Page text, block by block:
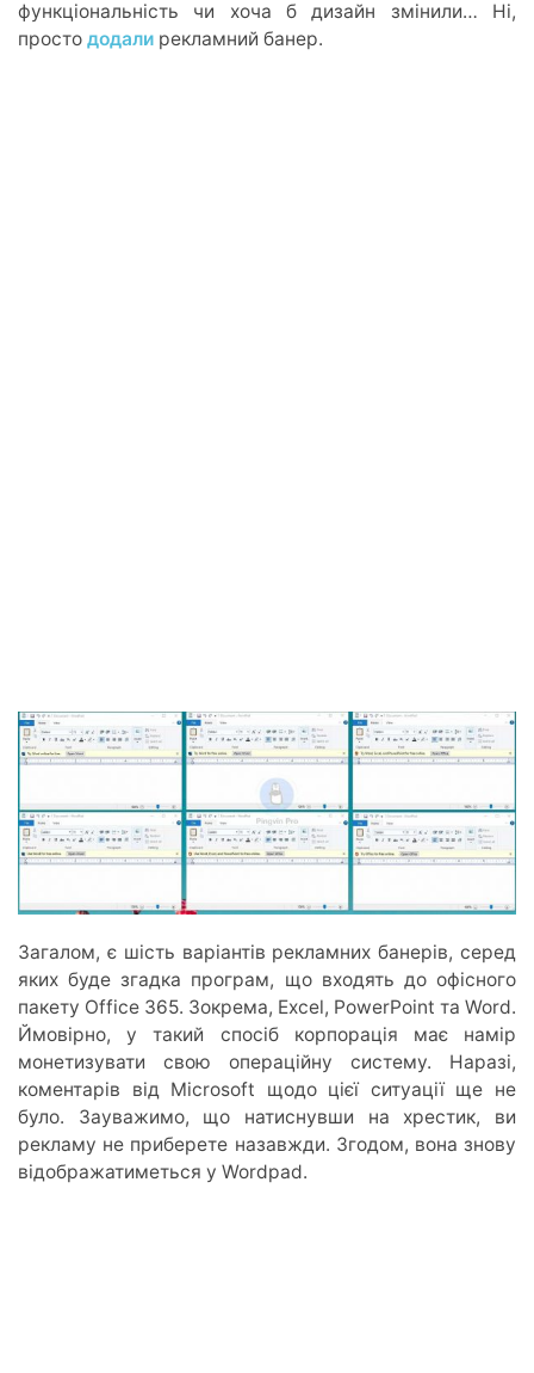
функціональність чи хоча б дизайн змінили… Ні,
просто додали рекламний банер.
Загалом, є шість варіантів рекламних банерів, серед
яких буде згадка програм, що входять до офісного
пакету Office 365. Зокрема, Excel, PowerPoint та Word.
Ймовірно, у такий спосіб корпорація має намір
монетизувати свою операційну систему. Наразі,
коментарів від Microsoft щодо цієї ситуації ще не
було. Зауважимо, що натиснувши на хрестик, ви
рекламу не приберете назавжди. Згодом, вона знову
відображатиметься у Wordpad.